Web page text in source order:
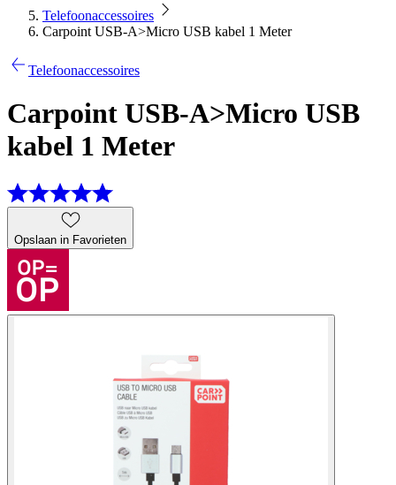
Telefoonaccessoires
Carpoint USB-A>Micro USB kabel 1 Meter
Telefoonaccessoires
Carpoint USB-A>Micro USB
kabel 1 Meter
Opslaan in Favorieten